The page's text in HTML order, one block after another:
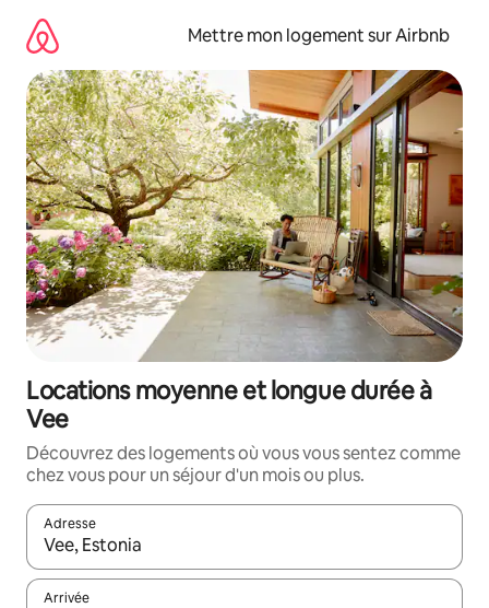
directement
contenu
Mettre mon logement sur Airbnb
Locations moyenne et longue durée à
Vee
Découvrez des logements où vous vous sentez comme
chez vous pour un séjour d'un mois ou plus.
Adresse
Lorsque les résultats s'affichent, utilisez les flèches vers le
Arrivée